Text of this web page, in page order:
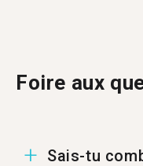
Foire aux
Sais-tu